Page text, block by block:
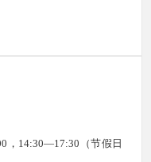
，14:30—17:30（节假日